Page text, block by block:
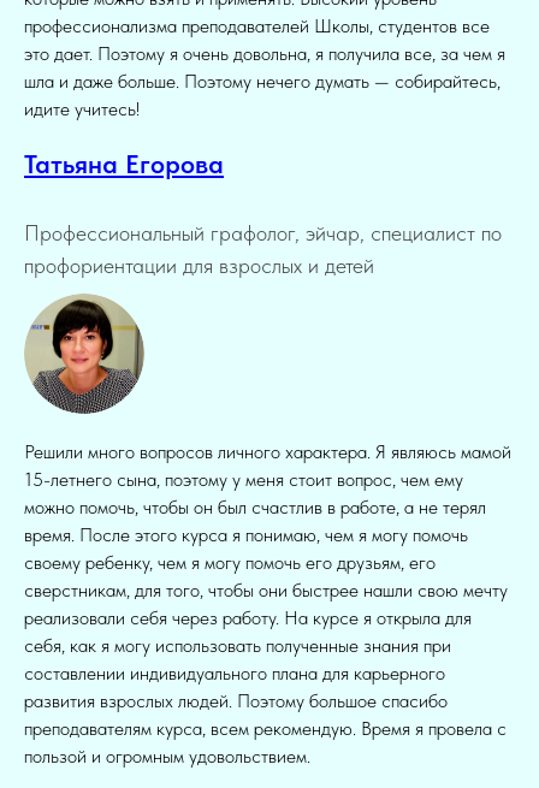
профессионализма преподавателей Школы, студентов все
это дает. Поэтому я очень довольна, я получила все, за чем я
шла и даже больше. Поэтому нечего думать — собирайтесь,
идите учитесь!
Татьяна Егорова
Профессиональный графолог, эйчар, специалист по
профориентации для взрослых и детей
Решили много вопросов личного характера. Я являюсь мамой
15-летнего сына, поэтому у меня стоит вопрос, чем ему
можно помочь, чтобы он был счастлив в работе, а не терял
время. После этого курса я понимаю, чем я могу помочь
своему ребенку, чем я могу помочь его друзьям, его
сверстникам, для того, чтобы они быстрее нашли свою мечту
реализовали себя через работу. На курсе я открыла для
себя, как я могу использовать полученные знания при
составлении индивидуального плана для карьерного
развития взрослых людей. Поэтому большое спасибо
преподавателям курса, всем рекомендую. Время я провела с
пользой и огромным удовольствием.